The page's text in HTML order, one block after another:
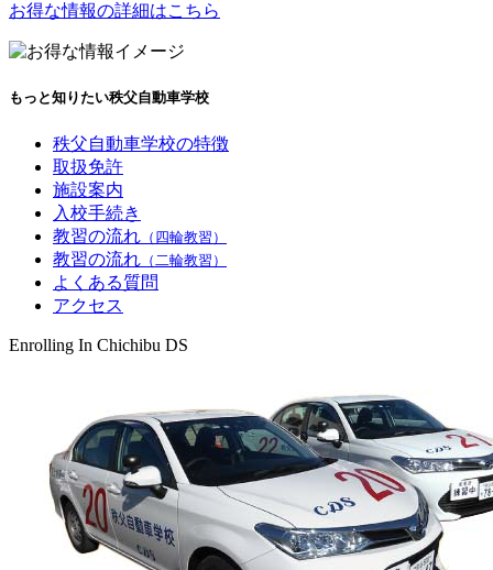
お得な情報の詳細はこちら
もっと知りたい秩父自動車学校
秩父自動車学校の特徴
取扱免許
施設案内
入校手続き
教習の流れ （四輪教習）
教習の流れ （二輪教習）
よくある質問
アクセス
Enrolling In Chichibu DS